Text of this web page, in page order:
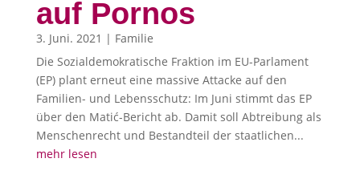
auf Pornos
3. Juni. 2021 | Familie
Die Sozialdemokratische Fraktion im EU-Parlament
(EP) plant erneut eine massive Attacke auf den
Familien- und Lebensschutz: Im Juni stimmt das EP
über den Matić-Bericht ab. Damit soll Abtreibung als
Menschenrecht und Bestandteil der staatlichen...
mehr lesen